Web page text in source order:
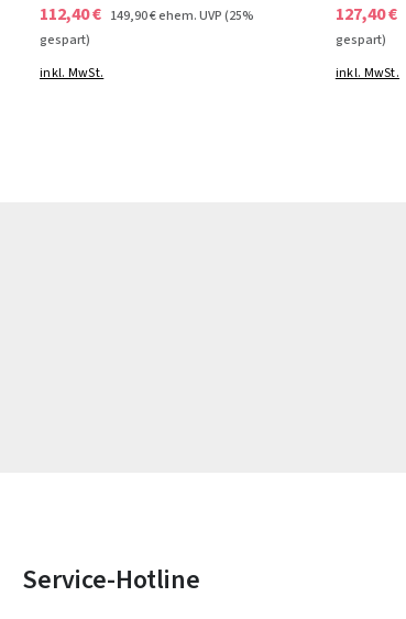
112,40 € 149,90 €ehem. UVP(25%
gespart)
inkl. MwSt.
127,40 €
gespart)
inkl. MwSt.
Service-Hotline